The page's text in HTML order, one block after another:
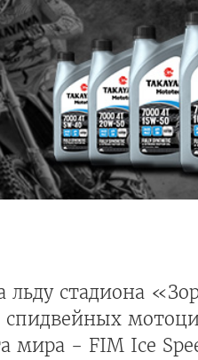
льду стадиона
мира - FIM Ice